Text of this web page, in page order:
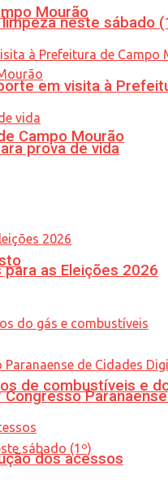
Mourão
Campo Mourão
de combustíveis e
neste sábado
em visita à
prova de vida
as Eleições 2026
dos acessos